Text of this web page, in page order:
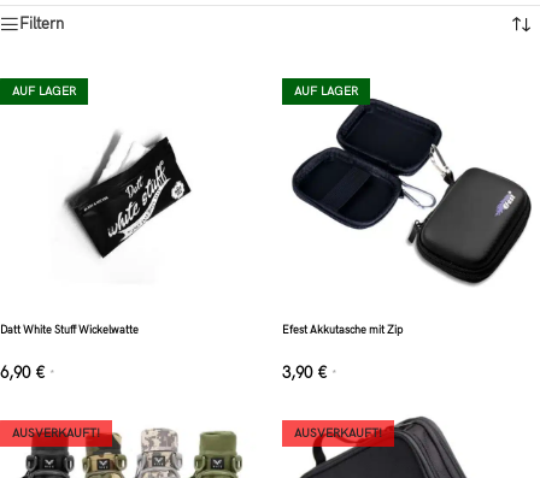
Filtern
AUF LAGER
Datt White Stuff Wickelwatte
6,90 € *
AUF LAGER
Efest Akkutasche mit Zip
3,90 € *
AUSVERKAUFT! AUSVERKAUFT!